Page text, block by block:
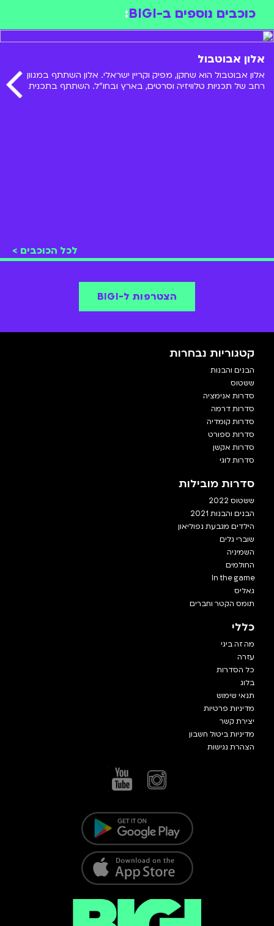
כוכבים נוספים ב-BIGI :
אלון אבוטבול
אלון אבוטבול הוא שחקן, מפיק וקריין ישראלי. אלון השתתף במגוון
רחב של תכניות טלוויזיה וסרטים, בארץ ובחו"ל. השתתף בתכנית
"אלכס בעד ונגד" ששודרה בערוץ הילדים. בואו להכיר אותו מקרוב!
לכל הכוכבים >
הצטרפות ל-BIGI
קטגוריות נבחרות
הבנים והבנות
ששטוס
סדרות אנימציה
סדרות דרמה
סדרות קומדיה
סדרות ספורט
סדרות אקשן
סדרות לוגי
סדרות מובילות
ששטוס 2022
הבנים והבנות 2021
הילדים מגבעת נפוליאון
שוברי גלים
השמיניה
החולמים
In the game
גאליס
תומס הקטר וחברים
כללי
מה זה ביגי
עזרה
כל הסדרות
בלוג
תנאי שימוש
מדיניות פרטיות
יצירת קשר
מדיניות ביטול חשבון
הצהרת נגישות